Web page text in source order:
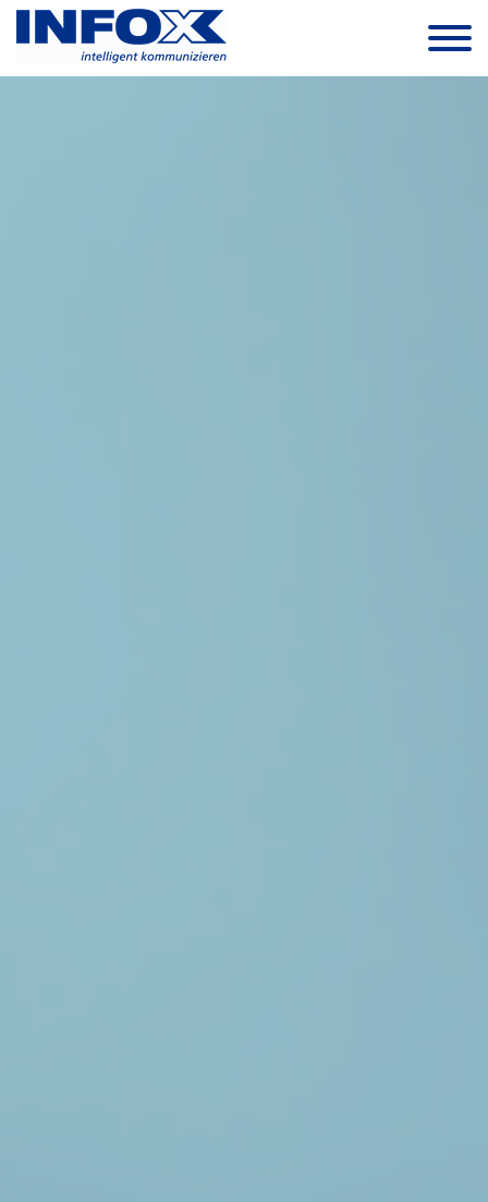
Skip to the content